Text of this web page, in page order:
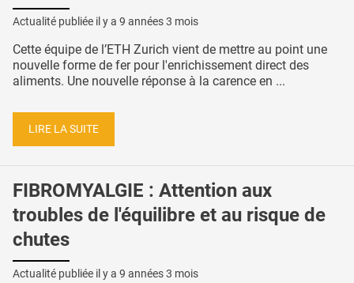
Actualité publiée il y a 9 années 3 mois
Cette équipe de l’ETH Zurich vient de mettre au point une
nouvelle forme de fer pour l'enrichissement direct des
aliments. Une nouvelle réponse à la carence en ...
LIRE LA SUITE
FIBROMYALGIE : Attention aux
troubles de l'équilibre et au risque de
chutes
Actualité publiée il y a 9 années 3 mois